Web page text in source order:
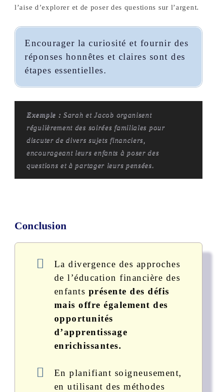
l’aise d’explorer et de poser des questions sur l’argent.
Encourager la curiosité et fournir des
réponses honnêtes et claires sont des
étapes essentielles.
Exemple : Sarah et Jacob organisent
régulièrement des soirées familiales pour
discuter de divers sujets financiers,
encourageant leurs enfants à poser des
questions et à partager leurs pensées.
Conclusion
La divergence des approches
de l’éducation financière des
enfants présente des défis
mais offre également des
opportunités
d’apprentissage
enrichissantes.
En planifiant soigneusement,
en utilisant des méthodes